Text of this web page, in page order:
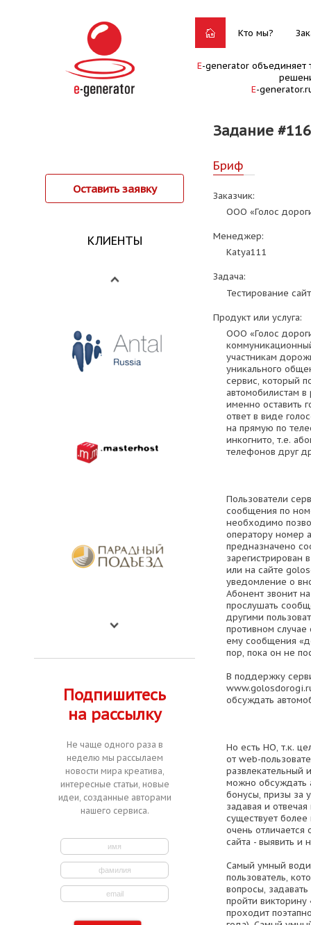
Кто мы?
E-generator объединяет
E-
Задание
Оставить заявку
КЛИЕНТЫ
Подпишитесь
на рассылку
Не чаще одного раза в
неделю мы рассылаем
новости мира креатива,
интересные статьи, новые
идеи, созданные авторами
нашего сервиса.
Бриф
Заказчик:
ООО «Голос
Менеджер:
Katya111
Задача:
Тестирование
Продукт или услуга:
ООО «Голос
участникам
уникального
сервис, который
автомобилистам
именно оставить
ответ в виде
на прямую по
инкогнито, т.е.
телефонов друг
Пользователи
сообщения по
необходимо
оператору номер
предназначено
зарегистрирован
или на сайте
уведомление о
Абонент звонит
прослушать
другими
противном
ему сообщения
пор, пока он не
В поддержку
обсуждать
Но есть НО, т.к.
от web-
развлекательный
можно обсуждать
бонусы, призы за
задавая и
существует более
очень отличается
сайта - выявить и
Самый умный
пользователь,
вопросы,
пройти
проходит